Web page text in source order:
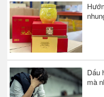
Dấu
mà